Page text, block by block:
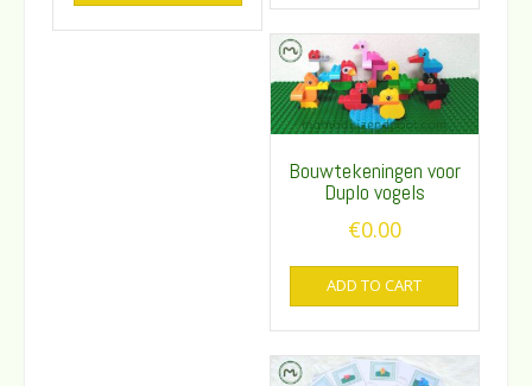
Bouwtekeningen voor
Duplo vogels
€0.00
ADD TO CART